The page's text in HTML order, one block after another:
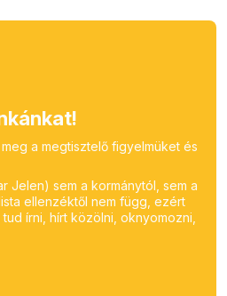
a megtisztelő figyelmüket és
Jelen) sem a kormánytól, sem a
ellenzéktől nem függ, ezért
írni, hírt közölni, oknyomozni,